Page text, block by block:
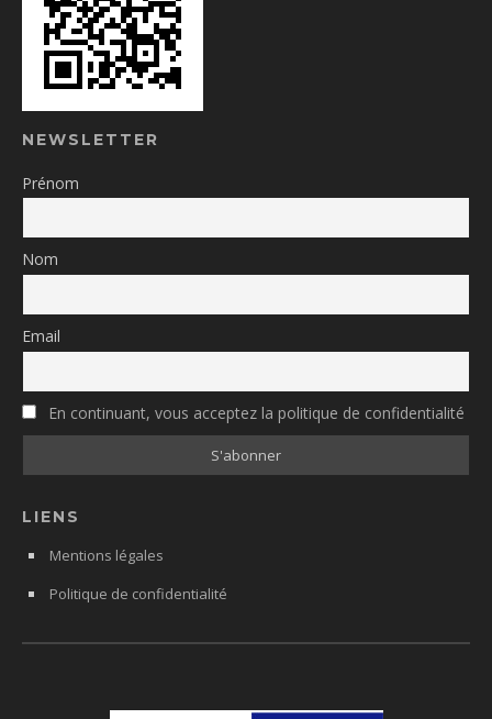
NEWSLETTER
Prénom
Nom
Email
En continuant, vous acceptez la politique de confidentialité
LIENS
Mentions légales
Politique de confidentialité